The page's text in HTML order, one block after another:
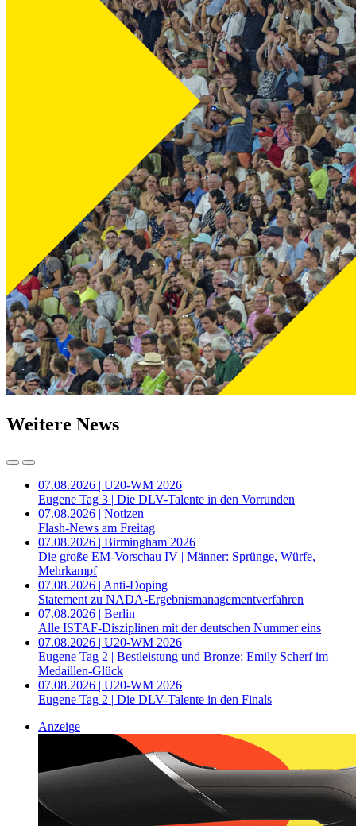
Weitere News
07.08.2026 | U20-WM 2026
Eugene Tag 3 | Die DLV-Talente in den Vorrunden
07.08.2026 | Notizen
Flash-News am Freitag
07.08.2026 | Birmingham 2026
Die große EM-Vorschau IV | Männer: Sprünge, Würfe,
Mehrkampf
07.08.2026 | Anti-Doping
Statement zu NADA-Ergebnismanagementverfahren
07.08.2026 | Berlin
Alle ISTAF-Disziplinen mit der deutschen Nummer eins
07.08.2026 | U20-WM 2026
Eugene Tag 2 | Bestleistung und Bronze: Emily Scherf im
Medaillen-Glück
07.08.2026 | U20-WM 2026
Eugene Tag 2 | Die DLV-Talente in den Finals
Anzeige